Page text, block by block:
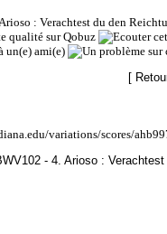
: Verachtest du den
[
variations/scores/
- 4. Arioso :